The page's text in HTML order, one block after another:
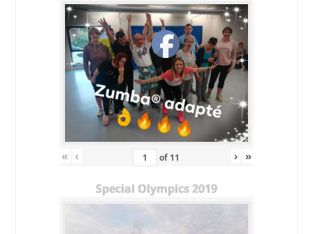
« ‹ of 11 › »
Special Olympics 2019